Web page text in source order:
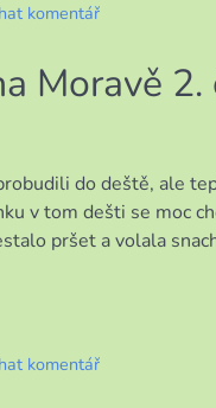
komentář
pobyt
část
Moravě 2.
do deště, ale
v tom dešti se moc
pršet a volala
komentář